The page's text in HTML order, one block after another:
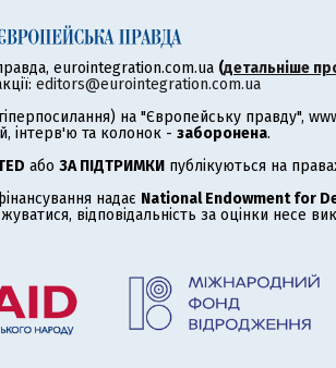
eurointegration.com.ua (детальніше
editors@eurointegration.com.ua
на "Європейську правду",
інтерв'ю та колонок - заборонена.
або ЗА ПІДТРИМКИ публікуються на
надає National Endowment for
відповідальність за оцінки несе